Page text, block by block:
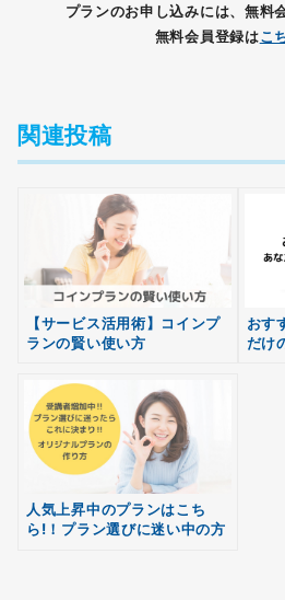
プランのお申し込みには、無料
無料会員登録はこ
関連投稿
【サービス活用術】コインプ
ランの賢い使い方
おす
だけ
人気上昇中のプランはこち
ら!！プラン選びに迷い中の方